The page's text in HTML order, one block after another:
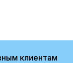
клиентам